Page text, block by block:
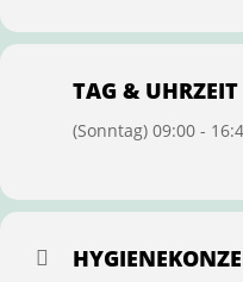
TAG & UHRZEIT
(Sonntag) 09:00 -